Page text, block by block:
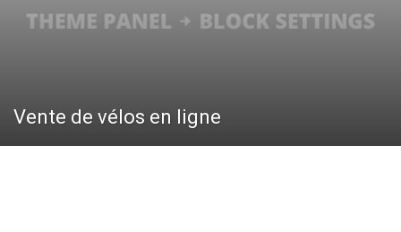
Vente de vélos en ligne